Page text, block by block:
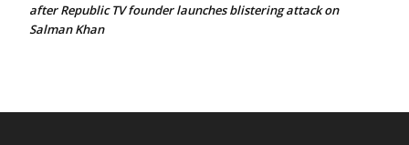
after Republic TV founder launches blistering attack on
Salman Khan